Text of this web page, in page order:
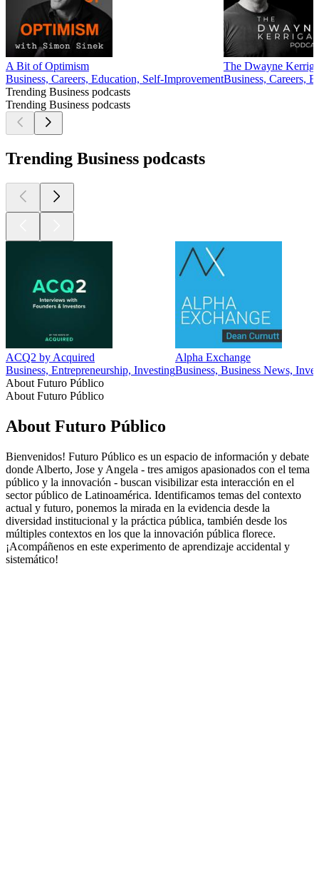
A Bit of Optimism
Business, Careers, Education, Self-Improvement
The Dwayne
Business, Careers,
Trending Business podcasts
Trending Business podcasts
Trending Business podcasts
ACQ2 by Acquired
Business, Entrepreneurship, Investing
Alpha Exchange
Business, Business News,
About Futuro Público
About Futuro Público
About Futuro Público
Bienvenidos! Futuro Público es un espacio de información y debate
donde Alberto, Jose y Angela - tres amigos apasionados con el tema
público y la innovación - buscan visibilizar esta interacción en el
sector público de Latinoamérica. Identificamos temas del contexto
actual y futuro, ponemos la mirada en la evidencia desde la
diversidad institucional y la práctica pública, también desde los
múltiples contextos en los que la innovación pública florece.
¡Acompáñenos en este experimento de aprendizaje accidental y
sistemático!